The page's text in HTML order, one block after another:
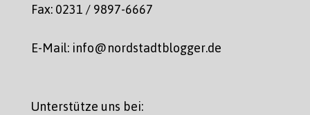
Fax: 0231 / 9897-6667
E-Mail: info@nordstadtblogger.de
Unterstütze uns bei: